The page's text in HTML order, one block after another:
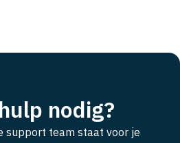
nodig?
support team staat voor je